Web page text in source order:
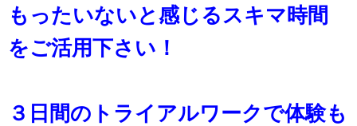
もったいないと感じるスキマ時間
をご活用下さい！
３日間のトライアルワークで体験も